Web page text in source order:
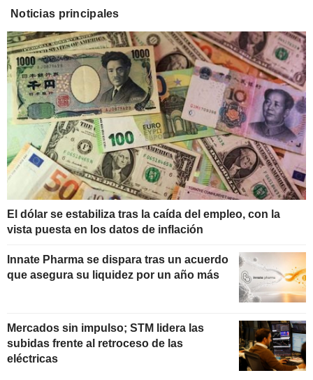
Noticias principales
El dólar se estabiliza tras la caída del empleo, con la
vista puesta en los datos de inflación
Innate Pharma se dispara tras un acuerdo
que asegura su liquidez por un año más
Mercados sin impulso; STM lidera las
subidas frente al retroceso de las
eléctricas